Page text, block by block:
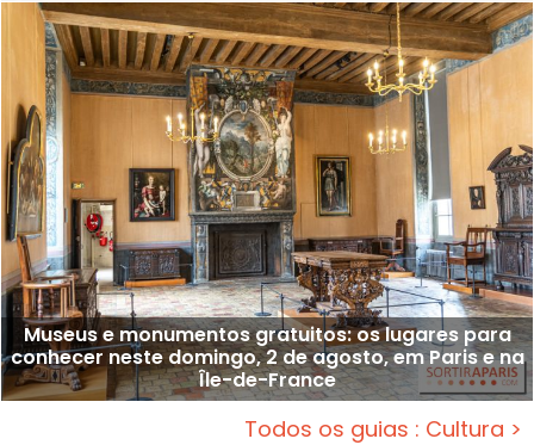
Museus e monumentos gratuitos: os lugares para
conhecer neste domingo, 2 de agosto, em Paris e na
Île-de-France
Todos os guias : Cultura >